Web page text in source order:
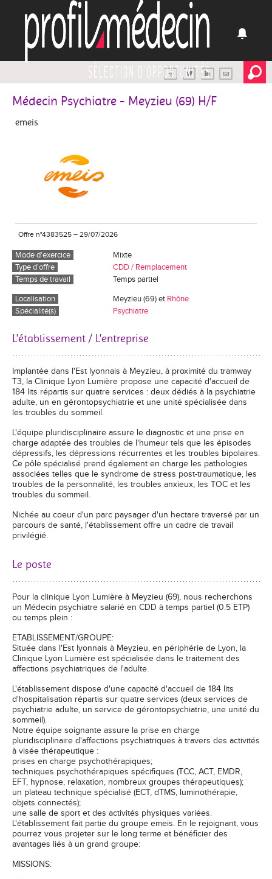
Médecin Psychiatre - Meyzieu (69) H/F
emeis
Offre n°4383525 – 29/07/2026
Mode d'exercice
Mixte
Type d'offre
CDD / Remplacement
Temps de travail
Temps partiel
Localisation
Meyzieu (69) et Rhône
Spécialité(s)
Psychiatre
L'établissement / L'entreprise
Implantée dans l'Est lyonnais à Meyzieu, à proximité du tramway
T3, la Clinique Lyon Lumière propose une capacité d'accueil de
184 lits répartis sur quatre services : deux dédiés à la psychiatrie
adulte, un en gérontopsychiatrie et une unité spécialisée dans
les troubles du sommeil.
L'équipe pluridisciplinaire assure le diagnostic et une prise en
charge adaptée des troubles de l'humeur tels que les épisodes
dépressifs, les dépressions récurrentes et les troubles bipolaires.
Ce pôle spécialisé prend également en charge les pathologies
associées telles que le syndrome de stress post-traumatique, les
troubles de la personnalité, les troubles anxieux, les TOC et les
troubles du sommeil.
Nichée au coeur d'un parc paysager d'un hectare traversé par un
parcours de santé, l'établissement offre un cadre de travail
privilégié.
Le poste
Pour la clinique Lyon Lumière à Meyzieu (69), nous recherchons
un Médecin psychiatre salarié en CDD à temps partiel (0.5 ETP)
ou temps plein :
ETABLISSEMENT/GROUPE:
Située dans l'Est lyonnais à Meyzieu, en périphérie de Lyon, la
Clinique Lyon Lumière est spécialisée dans le traitement des
affections psychiatriques de l'adulte.
L'établissement dispose d'une capacité d'accueil de 184 lits
d'hospitalisation répartis sur quatre services (deux services de
psychiatrie adulte, un service de gérontopsychiatrie, une unité du
sommeil).
Notre équipe soignante assure la prise en charge
pluridisciplinaire d'affections psychiatriques à travers des activités
à visée thérapeutique :
prises en charge psychothérapiques;
techniques psychothérapiques spécifiques (TCC, ACT, EMDR,
EFT, hypnose, relaxation, nombreux groupes thérapeutiques);
un plateau technique spécialisé (ECT, dTMS, luminothérapie,
objets connectés);
une salle de sport et des activités physiques variées.
L'établissement fait partie du groupe emeis. En le rejoignant, vous
pourrez vous projeter sur le long terme et bénéficier des
avantages liés à un grand groupe:
MISSIONS: